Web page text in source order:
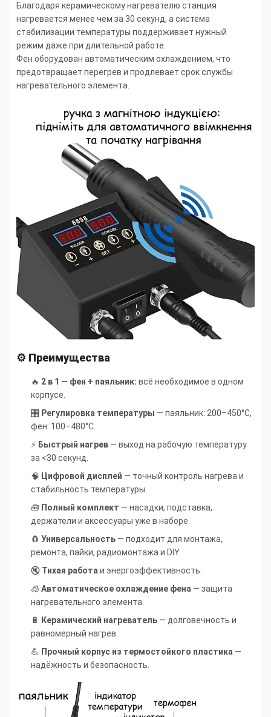
Благодаря керамическому нагревателю станция
нагревается менее чем за 30 секунд, а система
стабилизации температуры поддерживает нужный
режим даже при длительной работе.
Фен оборудован автоматическим охлаждением, что
предотвращает перегрев и продлевает срок службы
нагревательного элемента.
⚙️ Преимущества
🔥 2 в 1 — фен + паяльник: всё необходимое в одном
корпусе.
🎛 Регулировка температуры — паяльник: 200–450°C,
фен: 100–480°C.
⚡ Быстрый нагрев — выход на рабочую температуру
за <30 секунд.
🧠 Цифровой дисплей — точный контроль нагрева и
стабильность температуры.
🧰 Полный комплект — насадки, подставка,
держатели и аксессуары уже в наборе.
🧲 Универсальность — подходит для монтажа,
ремонта, пайки, радиомонтажа и DIY.
🔇 Тихая работа и энергоэффективность.
🧊 Автоматическое охлаждение фена — защита
нагревательного элемента.
🔋
Керамический нагреватель — долговечность и
равномерный нагрев.
💪 Прочный корпус из термостойкого пластика —
надёжность и безопасность.